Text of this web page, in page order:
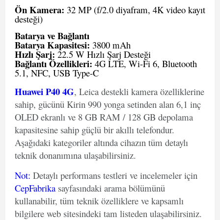
Ön Kamera: 32 MP (f/2.0 diyafram, 4K video kayıt
desteği)
Batarya ve Bağlantı
Batarya Kapasitesi: 3800 mAh
Hızlı Şarj: 22.5 W Hızlı Şarj Desteği
Bağlantı Özellikleri: 4G LTE, Wi-Fi 6, Bluetooth
5.1, NFC, USB Type-C
Huawei P40 4G, Leica destekli kamera özelliklerine
sahip, gücünü Kirin 990 yonga setinden alan 6,1 inç
OLED ekranlı ve 8 GB RAM / 128 GB depolama
kapasitesine sahip güçlü bir akıllı telefondur.
Aşağıdaki kategoriler altında cihazın tüm detaylı
teknik donanımına ulaşabilirsiniz.
Not: Detaylı performans testleri ve incelemeler için
CepFabrika sayfasındaki arama bölümünü
kullanabilir, tüm teknik özelliklere ve kapsamlı
bilgilere web sitesindeki tam listeden ulaşabilirsiniz.